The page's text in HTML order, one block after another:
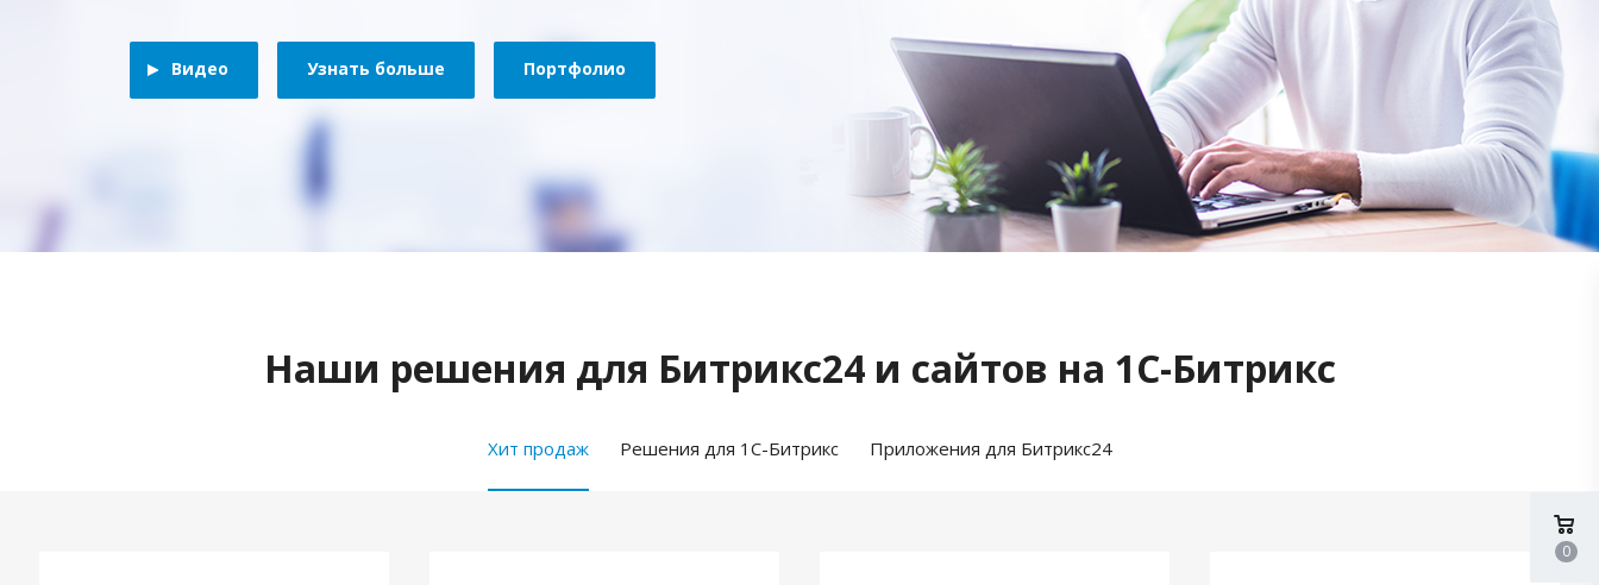
Видео Узнать больше Портфолио
Наши решения для Битрикс24 и сайтов на 1С-Битрикс
Хит продаж Решения для 1С-Битрикс Приложения для Битрикс24
0